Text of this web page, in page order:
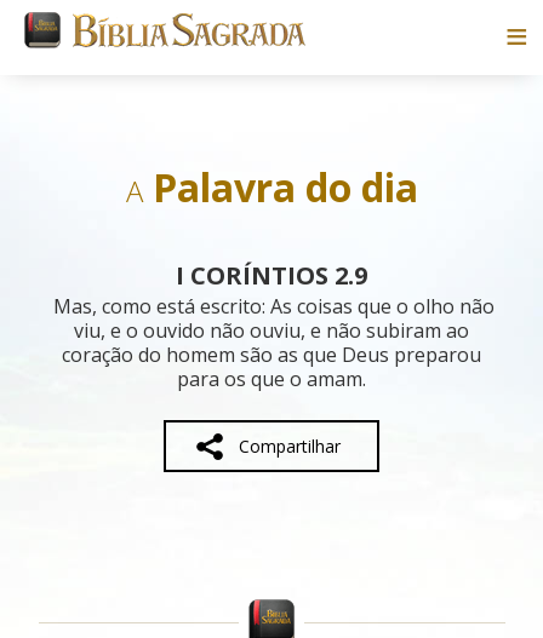
Blog
Parceiros
Sobre
APalavra do dia
I CORÍNTIOS 2.9
Mas, como está escrito: As coisas que o olho não
viu, e o ouvido não ouviu, e não subiram ao
coração do homem são as que Deus preparou
para os que o amam.
Compartilhar